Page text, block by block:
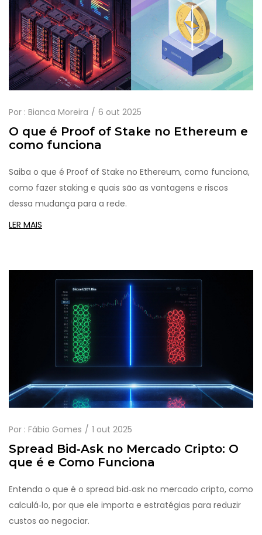
Por : Bianca Moreira 6 out 2025
O que é Proof of Stake no Ethereum e
como funciona
Saiba o que é Proof of Stake no Ethereum, como funciona,
como fazer staking e quais são as vantagens e riscos
dessa mudança para a rede.
LER MAIS
Por : Fábio Gomes 1 out 2025
Spread Bid‑Ask no Mercado Cripto: O
que é e Como Funciona
Entenda o que é o spread bid‑ask no mercado cripto, como
calculá‑lo, por que ele importa e estratégias para reduzir
custos ao negociar.